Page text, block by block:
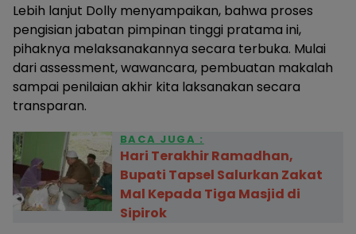
Lebih lanjut Dolly menyampaikan, bahwa proses
pengisian jabatan pimpinan tinggi pratama ini,
pihaknya melaksanakannya secara terbuka. Mulai
dari assessment, wawancara, pembuatan makalah
sampai penilaian akhir kita laksanakan secara
transparan.
BACA JUGA :
Hari Terakhir Ramadhan,
Bupati Tapsel Salurkan Zakat
Mal Kepada Tiga Masjid di
Sipirok